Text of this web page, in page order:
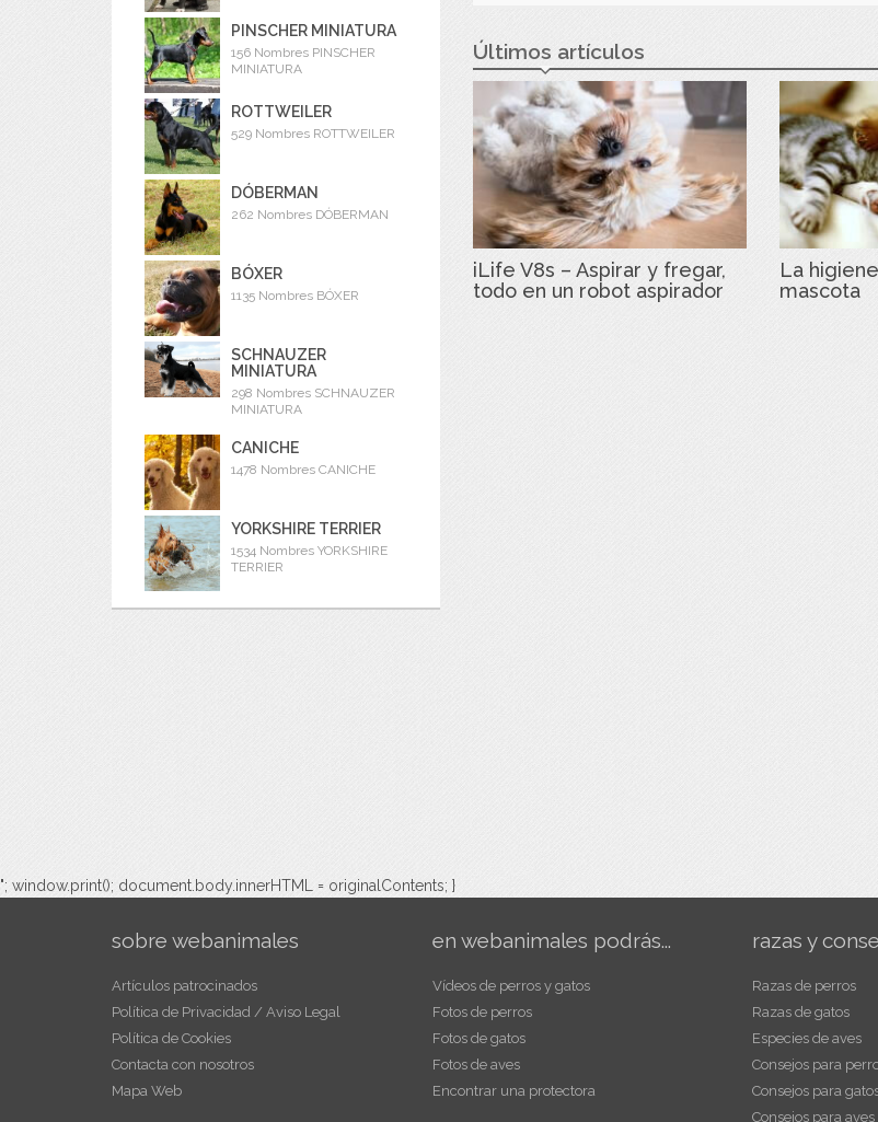
PINSCHER MINIATURA
156 Nombres PINSCHER
MINIATURA
ROTTWEILER
529 Nombres ROTTWEILER
DÓBERMAN
262 Nombres DÓBERMAN
BÓXER
1135 Nombres BÓXER
SCHNAUZER
MINIATURA
298 Nombres SCHNAUZER
MINIATURA
CANICHE
1478 Nombres CANICHE
YORKSHIRE TERRIER
1534 Nombres YORKSHIRE
TERRIER
Últimos artículos
iLife V8s – Aspirar y fregar,
todo en un robot aspirador
La
mascota
"; window.print(); document.body.innerHTML = originalContents; }
sobre webanimales
Artículos patrocinados
Política de Privacidad / Aviso Legal
Política de Cookies
Contacta con nosotros
Mapa Web
en webanimales podrás...
Vídeos de perros y gatos
Fotos de perros
Fotos de gatos
Fotos de aves
Encontrar una protectora
razas y
Razas de perros
Razas de gatos
Especies de aves
Consejos para
Consejos para
Consejos para aves